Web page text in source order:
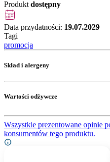
Produkt dostępny
Data przydatności: 19.07.2029
Tagi
promocja
Skład i alergeny
Wartości odżywcze
Wszystkie prezentowane opinie
konsumentów tego produktu.